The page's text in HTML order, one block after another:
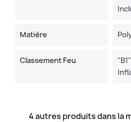
Matière
Classement Feu
4 autres produits dans la